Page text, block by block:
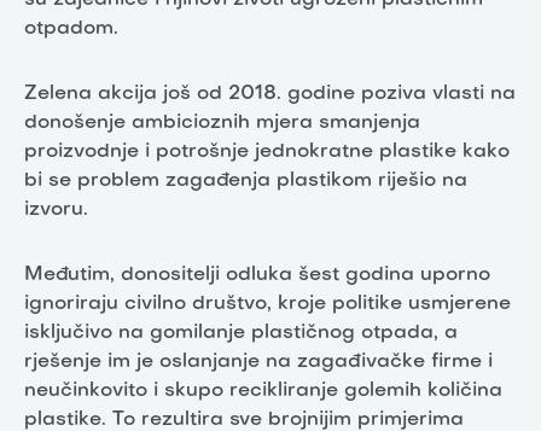
otpadom.
Zelena akcija još od 2018. godine poziva vlasti na
donošenje ambicioznih mjera smanjenja
proizvodnje i potrošnje jednokratne plastike kako
bi se problem zagađenja plastikom riješio na
izvoru.
Međutim, donositelji odluka šest godina uporno
ignoriraju civilno društvo, kroje politike usmjerene
isključivo na gomilanje plastičnog otpada, a
rješenje im je oslanjanje na zagađivačke firme i
neučinkovito i skupo recikliranje golemih količina
plastike. To rezultira sve brojnijim primjerima